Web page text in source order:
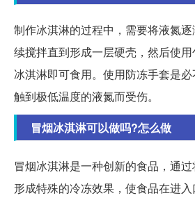
制作冰淇淋的过程中，需要将液氮
续搅拌直到形成一层硬壳，然后使
冰淇淋即可食用。使用防冻手套是
触到极低温度的液氮而受伤。
冒烟冰淇淋可以做吗?怎么做
冒烟冰淇淋是一种创新的食品，通
形成特殊的冷冻效果，使食品在进入